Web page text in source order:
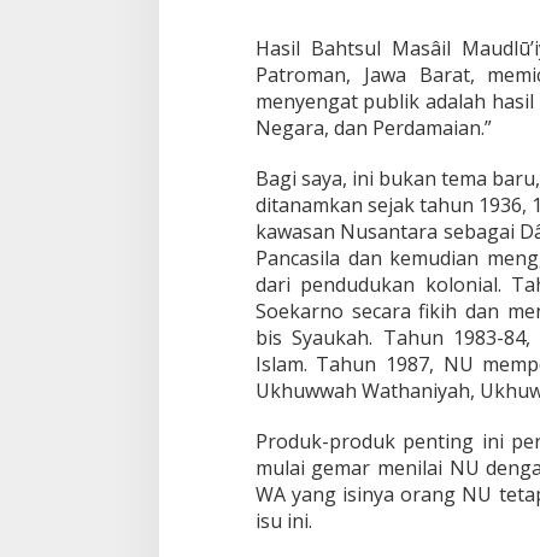
Hasil Bahtsul Masâil
Patroman, Jawa Barat,
menyengat publik adalah
Negara, dan Perdamaian.”
Bagi saya, ini bukan tema
ditanamkan sejak tahun 1936,
kawasan Nusantara sebagai
Pancasila dan kemudian
dari pendudukan kolonial.
Soekarno secara fikih dan
bis Syaukah. Tahun 1983-
Islam. Tahun 1987, NU
Ukhuwwah Wathaniyah,
Produk-produk penting ini
mulai gemar menilai NU
WA yang isinya orang NU
isu ini.